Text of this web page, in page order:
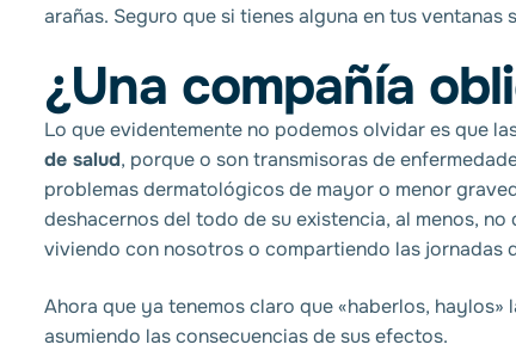
arañas. Seguro que si tienes alguna en tus
¿Una compañía
Lo que evidentemente no podemos olvidar es que
de salud, porque o son transmisoras de
problemas dermatológicos de mayor o menor
deshacernos del todo de su existencia, al menos,
viviendo con nosotros o compartiendo las jornadas
Ahora que ya tenemos claro que «haberlos,
asumiendo las consecuencias de sus efectos.